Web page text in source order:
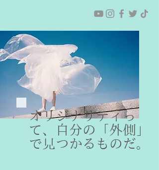
オリジナリティっ
て、自分の「外側」
で見つかるものだ。